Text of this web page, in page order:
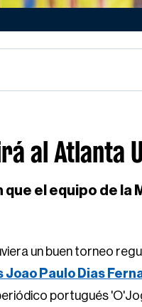
al Atlanta
el equipo de la
un buen torneo
Paulo Dias
portugués